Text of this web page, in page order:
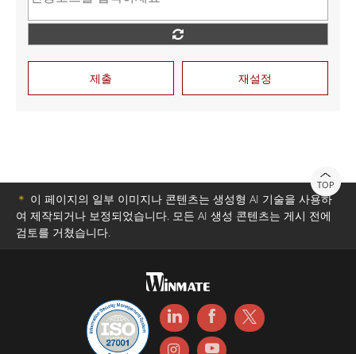
제출 재설정
TOP
＊ 이 페이지의 일부 이미지나 콘텐츠는 생성형 AI 기술을 사용하
여 제작되거나 보정되었습니다. 모든 AI 생성 콘텐츠는 게시 전에
검토를 거쳤습니다.